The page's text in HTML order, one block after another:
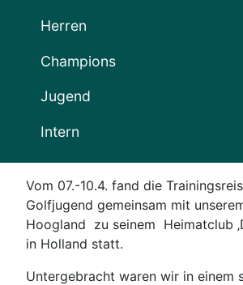
Herren
Champions
Jugend
Intern
Vom 07.-10.4. fand die
Golfjugend gemeinsam mit
Hoogland zu seinem Heimatclub
in Holland statt.
Untergebracht waren wir in einem